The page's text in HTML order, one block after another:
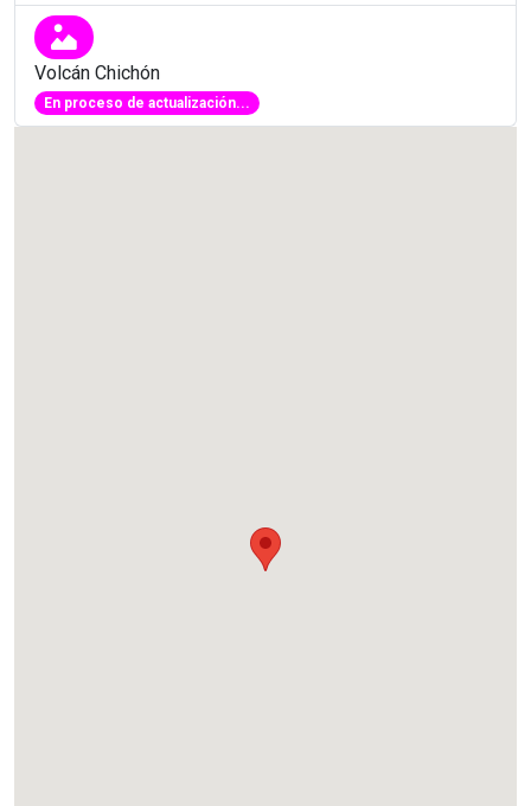
Volcán Chichón
En proceso de actualización...